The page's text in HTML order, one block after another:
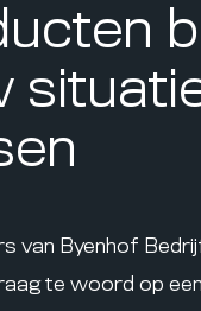
van Byenhof
te woord op